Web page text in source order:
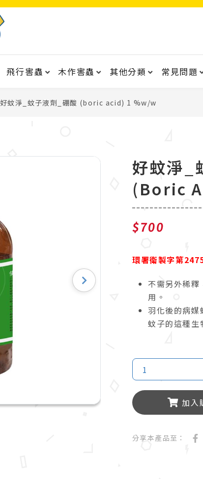
飛行害蟲 木作害蟲 其他分類 常見問題
好蚊淨_蚊子液劑_硼酸 (boric acid) 1 %w/w
好蚊淨_
(boric
$700
環署衛製字第
不需另外稀
用。
羽化後的病媒
蚊子的這種生
1
加入
分享本產品至：